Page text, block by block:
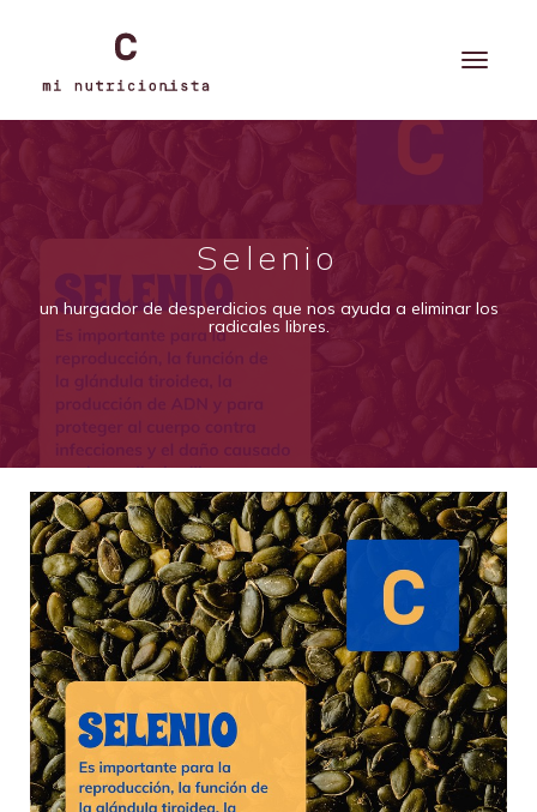
Selenio
un hurgador de desperdicios que nos ayuda a eliminar los
radicales libres.